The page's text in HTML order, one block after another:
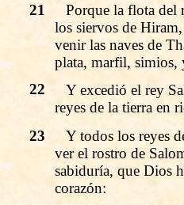
21
Porque la flota del
los siervos de
venir las naves de
plata, marfil, simios,
22
Y excedió el rey
reyes de la tierra en
23
Y todos los reyes
ver el rostro de
sabiduría, que Dios
corazón: